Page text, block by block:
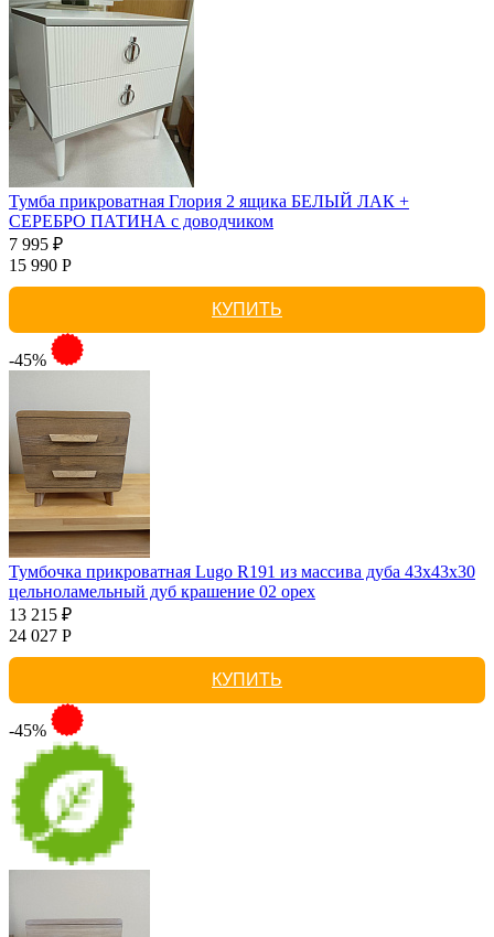
Тумба прикроватная Глория 2 ящика БЕЛЫЙ ЛАК +
СЕРЕБРО ПАТИНА с доводчиком
7 995 ₽
15 990 Р
КУПИТЬ
-45%
Тумбочка прикроватная Lugo R191 из массива дуба 43х43х30
цельноламельный дуб крашение 02 орех
13 215 ₽
24 027 Р
КУПИТЬ
-45%